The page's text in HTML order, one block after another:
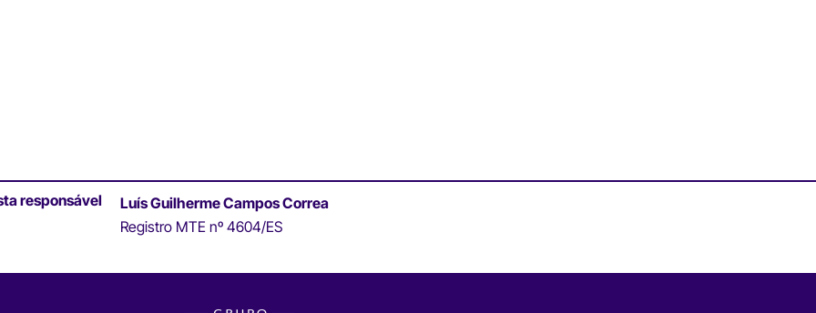
responsável
Luís Guilherme Campos Correa
Registro MTE nº 4604/ES